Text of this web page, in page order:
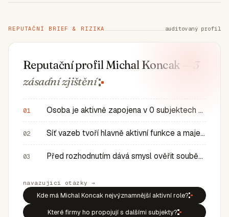
REPUTAČNÍ BRIEF & RIZIKA auditovaný profil
Reputační profil Michal Koncak
— 3
zásadnízjištění
01 Osoba je aktivně zapojena v 0 subjektech a má 0 historic…
02 Síť vazeb tvoří hlavně aktivní funkce a majetkové role v…
03 Před rozhodnutím dává smysl ověřit souběh rolí, historic…
navazující otázky →
Kde má Michal Koncak nejvýznamnější aktivní role?
Které firmy ho propojují s dalšími subjekty?